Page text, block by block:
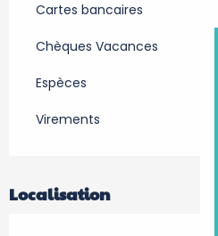
Cartes bancaires
Chèques Vacances
Espèces
Virements
Localisation